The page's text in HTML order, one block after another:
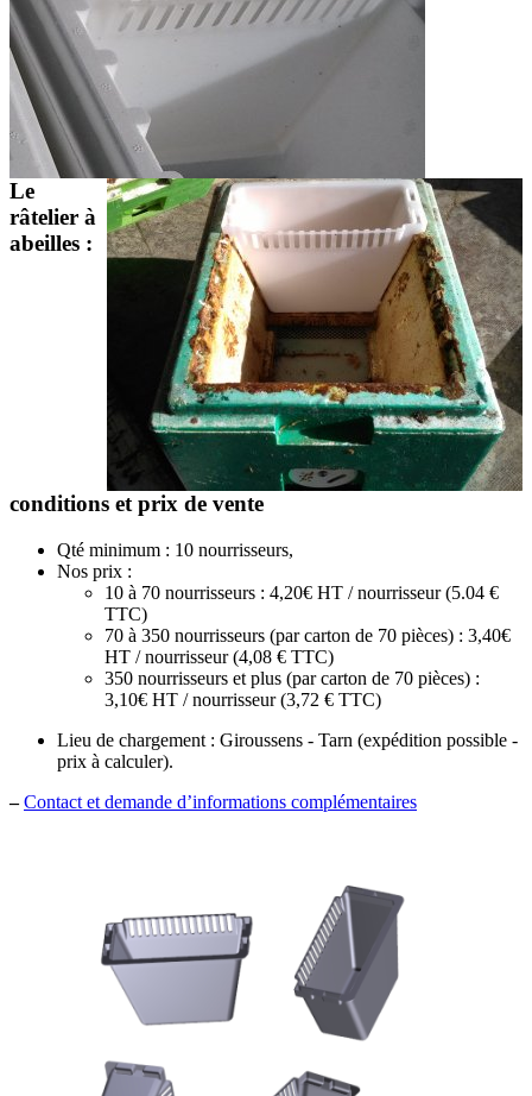
Le
râtelier à
abeilles :
conditions et prix de vente
Qté minimum : 10 nourrisseurs,
Nos prix :
10 à 70 nourrisseurs : 4,20€ HT / nourrisseur (5.04 €
TTC)
70 à 350 nourrisseurs (par carton de 70 pièces) : 3,40€
HT / nourrisseur (4,08 € TTC)
350 nourrisseurs et plus (par carton de 70 pièces) :
3,10€ HT / nourrisseur (3,72 € TTC)
Lieu de chargement : Giroussens - Tarn (expédition possible -
prix à calculer).
– Contact et demande d’informations complémentaires